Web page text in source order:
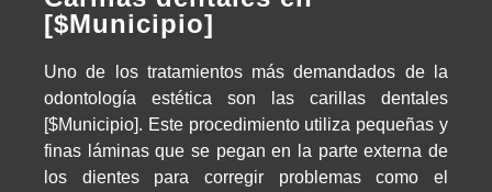
[$Municipio]
Uno de los tratamientos más demandados de la
odontología estética son las carillas dentales
[$Municipio]. Este procedimiento utiliza pequeñas y
finas láminas que se pegan en la parte externa de
los dientes para corregir problemas como el